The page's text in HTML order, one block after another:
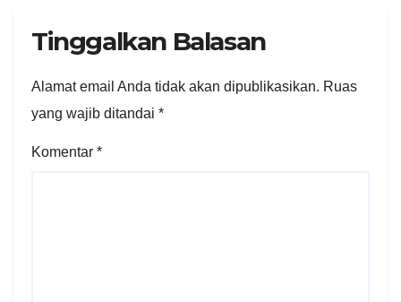
Tinggalkan Balasan
Alamat email Anda tidak akan dipublikasikan. Ruas
yang wajib ditandai *
Komentar *